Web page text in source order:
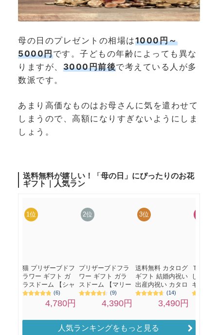
母の日のプレゼントの相場は1000円～
5000円です。子どもの年齢によっても異な
りますが、 3000円前後で考えている人が多
数派です。
あまり高価なものはお母さんに気を遣わせて
しまうので、高額になりすぎないようにしま
しょう。
人気ランキングをもっと見る